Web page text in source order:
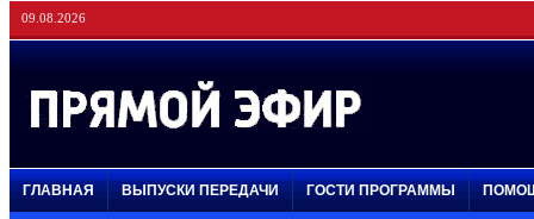
09.08.2026
ГЛАВНАЯ ВЫПУСКИ ПЕРЕДАЧИ ГОСТИ ПРОГРАММЫ